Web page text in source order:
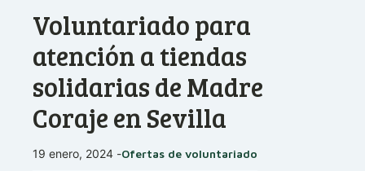
Voluntariado para
atención a tiendas
solidarias de Madre
Coraje en Sevilla
19 enero, 2024 -Ofertas de voluntariado